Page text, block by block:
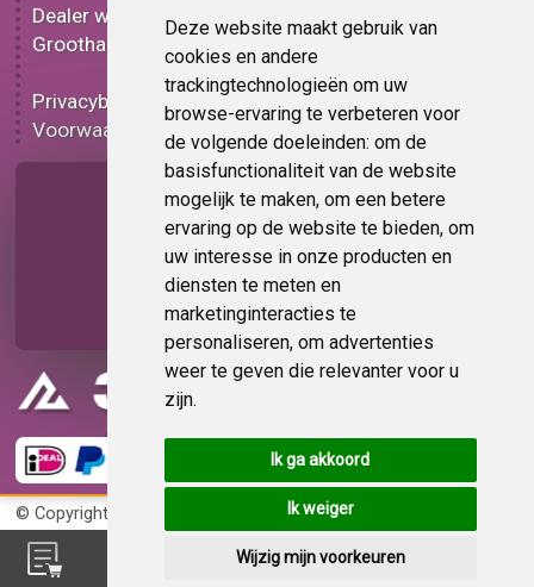
Deze website maakt gebruik van
cookies en andere
trackingtechnologieën om uw
browse-ervaring te verbeteren voor
de volgende doeleinden: om de
basisfunctionaliteit van de website
mogelijk te maken, om een betere
ervaring op de website te bieden, om
uw interesse in onze producten en
diensten te meten en
marketinginteracties te
personaliseren, om advertenties
weer te geven die relevanter voor u
zijn.
Ik ga akkoord
Ik weiger
Wijzig mijn voorkeuren
Dealer worden
Groothandel
Privacybeleid
Voorwaarden
Carbon plakplastic
Lampen folie
Functionele folie
Plakplastic korting
Op bestelling
Pagina delen
© Copyright 2026